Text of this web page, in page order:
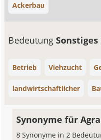
Ackerbau
BedeutungSonstiges
Betrieb Viehzucht
landwirtschaftlicher
Synonyme für
8 Synonyme in 2